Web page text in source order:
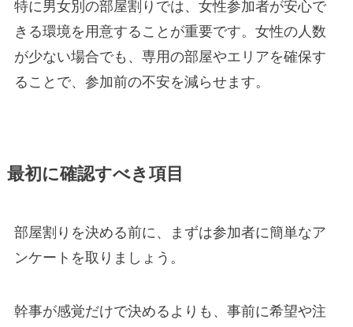
特に男女別の部屋割りでは、女性参加者が安心で
きる環境を用意することが重要です。女性の人数
が少ない場合でも、専用の部屋やエリアを確保す
ることで、参加前の不安を減らせます。
最初に確認すべき項目
部屋割りを決める前に、まずは参加者に簡単なア
ンケートを取りましょう。
幹事が感覚だけで決めるよりも、事前に希望や注